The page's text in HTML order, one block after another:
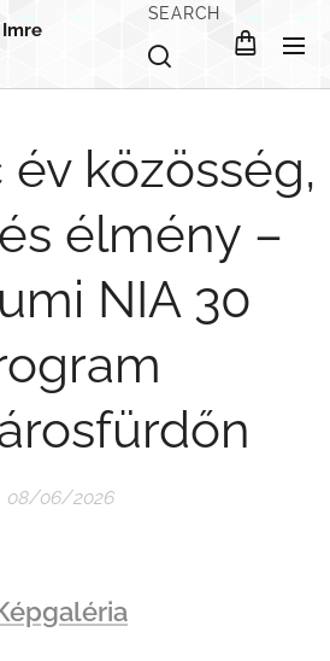
SEARCH
közösség,
élmény –
NIA 30
08/06/2026